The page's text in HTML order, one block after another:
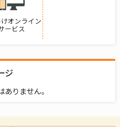
けオンライン
ービス
ジ
りません。